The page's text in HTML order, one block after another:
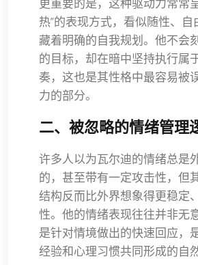
更重要的是，这种驱动力常常
热”的表现方式，看似随性、自
藏着明确的自我规划。他不会
的目标，却在暗中坚持执行属
奏，这也是其性格中最容易被
力的部分。
二、被忽略的情绪管理
许多人以为瓦尔迪的情绪总是
的，甚至带有一定攻击性，但
结构反而比外界想象得更稳定
性。他的情绪表现往往并非无
是针对情境做出的快速回应，
经验和心理习惯共同形成的自